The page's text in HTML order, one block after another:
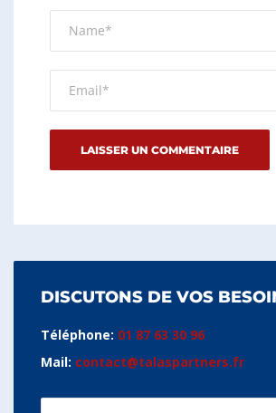
DISCUTONS DE VOS
Téléphone: 01 87 63 30 96
Mail: contact@talaspartners.fr